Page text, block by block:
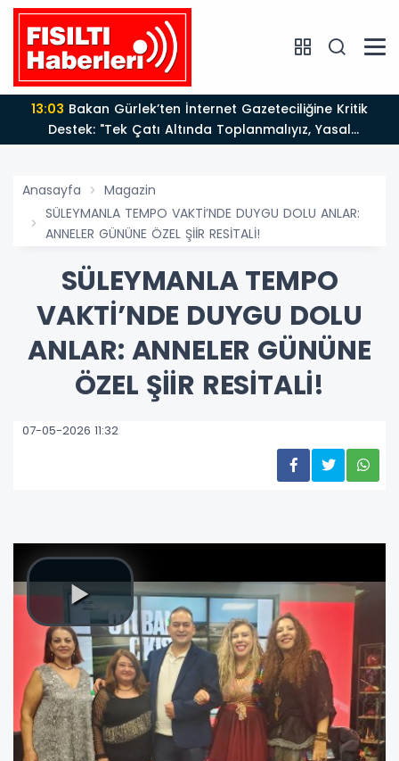
13:03
Destek: "Tek Çatı Altında Toplanmalıyız, Yasal
Düzenlemeye Hazırız"
Anasayfa
Magazin
SÜLEYMANLA TEMPO VAKTİ’NDE DUYGU DOLU ANLAR:
ANNELER GÜNÜNE ÖZEL ŞİİR RESİTALİ!
SÜLEYMANLA TEMPO
VAKTİ’NDE DUYGU DOLU
ANLAR: ANNELER GÜNÜNE
ÖZEL ŞİİR RESİTALİ!
07-05-2026 11:32